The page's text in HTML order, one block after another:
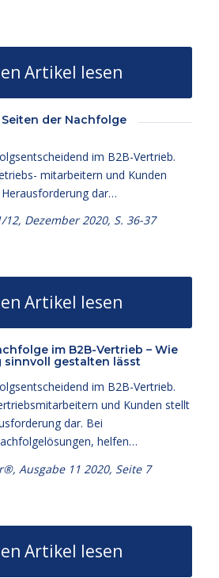
Artikel lesen
der Nachfolge
im B2B-Vertrieb.
mitarbeitern und Kunden
dar…
Dezember 2020, S. 36-37
Artikel lesen
im B2B-Vertrieb – Wie
sinnvoll gestalten lässt
im B2B-Vertrieb.
und Kunden stellt
dar. Bei
helfen…
Ausgabe 11 2020, Seite 7
Artikel lesen